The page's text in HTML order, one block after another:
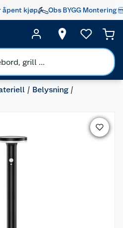
åpent kjøp Obs BYGG Montering
Belysning